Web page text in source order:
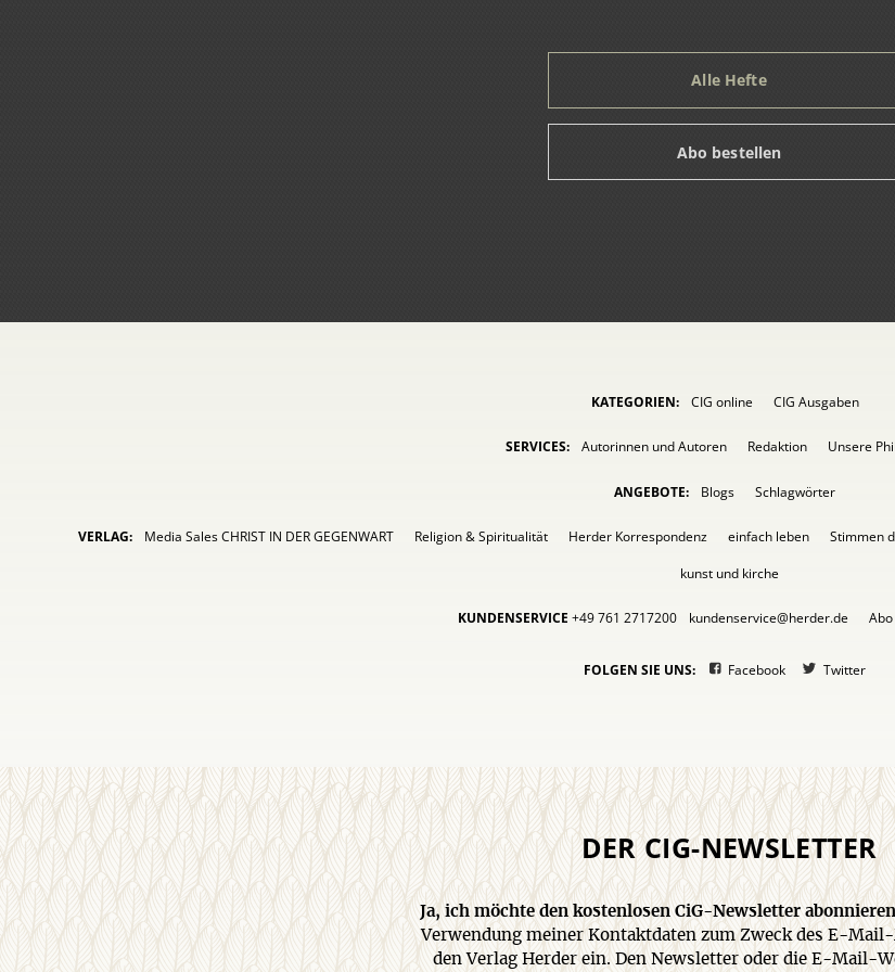
Alle Hefte
Abo bestellen
KATEGORIEN: CIG online CIG Ausgaben
SERVICES: Autorinnen und Autoren Redaktion Unsere
ANGEBOTE: Blogs Schlagwörter
VERLAG: Media Sales CHRIST IN DER GEGENWART Religion & Spiritualität Herder Korrespondenz einfach leben Stimmen
kunst und kirche
KUNDENSERVICE +49 761 2717200 kundenservice@herder.de
FOLGEN SIE UNS: Facebook Twitter
DER CIG-NEWSLETTER
Ja, ich möchte den kostenlosen CiG-Newsletter abonnieren
Verwendung meiner Kontaktdaten zum Zweck des E-
den Verlag Herder ein. Den Newsletter oder die E-Mail-